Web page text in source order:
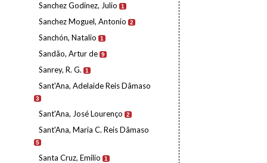
Sanchez Godinez, Julio 1
Sanchez Moguel, Antonio 2
Sanchón, Natalio 1
Sandão, Artur de 9
Sanrey, R. G. 1
Sant'Ana, Adelaide Reis Dâmaso
3
Sant'Ana, José Lourenço 2
Sant'Ana, Maria C. Reis Dâmaso
5
Santa Cruz, Emilio 1